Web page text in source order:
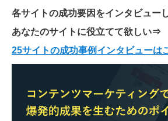
各サイトの成功要因をインタビュー
あなたのサイトに役立てて欲しい⇒
25サイトの成功事例インタビューは